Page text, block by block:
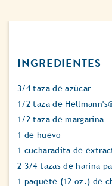
INGREDIENTES
3/4 taza de azúcar
1/2 taza de
1/2 taza de margarina
1 de huevo
1 cucharadita de
2 3/4 tazas de harina
1 paquete (12 oz.) de